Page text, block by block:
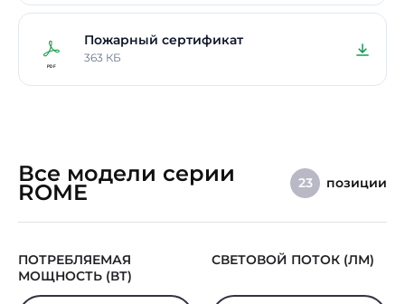
Пожарный сертификат
363 КБ
Все модели серии
ROME 23 позиции
ПОТРЕБЛЯЕМАЯ
МОЩНОСТЬ (ВТ)
СВЕТОВОЙ ПОТОК (ЛМ)